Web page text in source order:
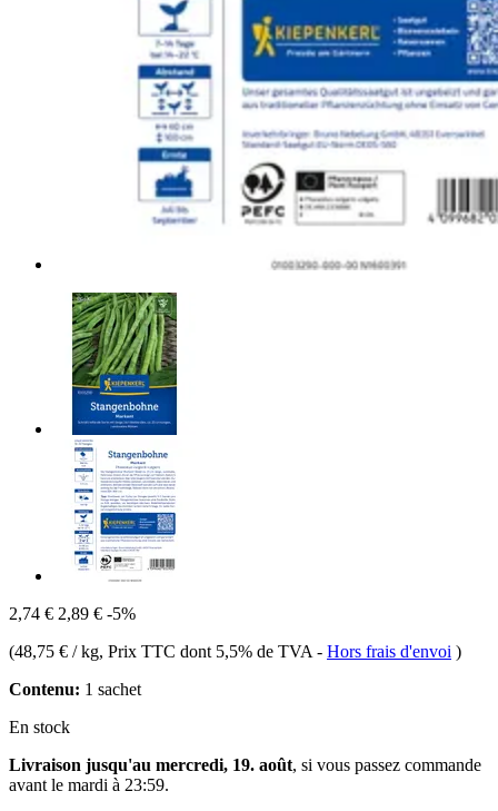
2,74 € 2,89 € -5%
(48,75 € / kg, Prix TTC dont 5,5% de TVA - Hors frais d'envoi )
Contenu: 1 sachet
En stock
Livraison jusqu'au mercredi, 19. août, si vous passez commande
avant le mardi à 23:59.